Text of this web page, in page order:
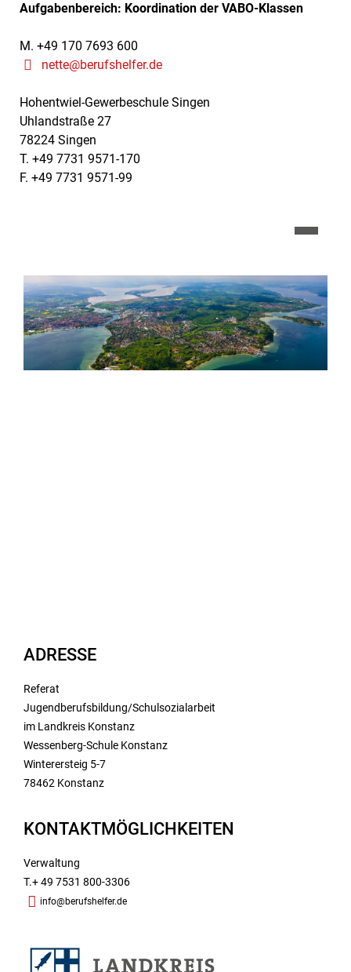
Aufgabenbereich: Koordination der VABO-Klassen
M. +49 170 7693 600
nette@berufshelfer.de
Hohentwiel-Gewerbeschule Singen
Uhlandstraße 27
78224 Singen
T. +49 7731 9571-170
F. +49 7731 9571-99
ADRESSE
Referat
Jugendberufsbildung/Schulsozialarbeit
im Landkreis Konstanz
Wessenberg-Schule Konstanz
Winterersteig 5-7
78462 Konstanz
KONTAKTMÖGLICHKEITEN
Verwaltung
T.+ 49 7531 800-3306
info@berufshelfer.de